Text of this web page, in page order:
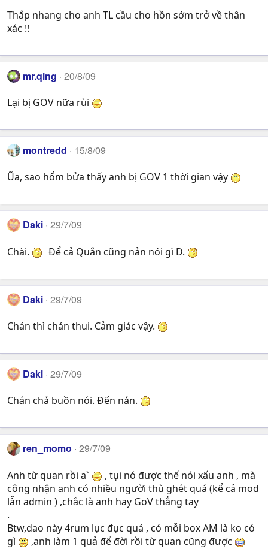
Thắp nhang cho anh TL cầu cho hồn sớm trở về thân
xác !!
mr.qing 20/8/09
Lại bị GOV nữa rùi
montredd 15/8/09
Ũa, sao hổm bửa thấy anh bị GOV 1 thời gian vậy
Daki 29/7/09
Chài. Để cả Quắn cũng nản nói gì D.
Daki 29/7/09
Chán thì chán thui. Cảm giác vậy.
Daki 29/7/09
Chán chả buồn nói. Đến nản.
ren_momo 29/7/09
Anh từ quan rồi a`
, tụi nó được thế nói xấu anh , mà
công nhận anh có nhiều người thù ghét quá (kể cả mod
lẫn admin ) ,chắc là anh hay GoV thẳng tay
.
Btw,dao này 4rum lục đục quá , có mỗi box AM là ko có
gì
,anh làm 1 quả để đời rồi từ quan cũng được